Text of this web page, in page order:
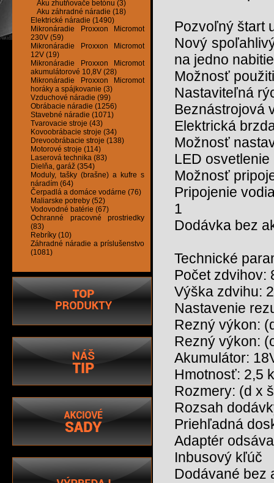
Aku zhutňovače betónu (3)
Aku záhradné náradie (18)
Elektrické náradie (1490)
Mikronáradie Proxxon Micromot
230V (59)
Mikronáradie Proxxon Micromot
12V (19)
Mikronáradie Proxxon Micromot
akumulátorové 10,8V (28)
Mikronáradie Proxxon Micromot
horáky a spájkovanie (3)
Vzduchové náradie (99)
Obrábacie náradie (1256)
Stavebné náradie (1071)
Tvarovacie stroje (43)
Kovoobrábacie stroje (34)
Drevoobrábacie stroje (138)
Motorové stroje (114)
Laserová technika (83)
Dielňa, garáž (354)
Moduly, tašky (brašne) a kufre s
náradím (64)
Čerpadlá a domáce vodárne (76)
Maliarske potreby (52)
Vodovodné batérie (67)
Ochranné pracovné prostriedky
(83)
Rebríky (10)
Záhradné náradie a príslušenstvo
(1081)
Pozvoľný štart
Nový
na jedno
Možnosť
Nastaviteľná
Beznástrojová
Elektrická
Možnosť
LED
Možnosť
Pripojenie
1
Dodávka bez
Technické
Počet zdvihov:
Výška zdvihu:
Nastavenie
Rezný výkon:
Rezný výkon:
Akumulátor:
Hmotnosť: 2,5
Rozmery: (d x
Rozsah
Priehľadná
Adaptér
Inbusový kľúč
Dodávané bez